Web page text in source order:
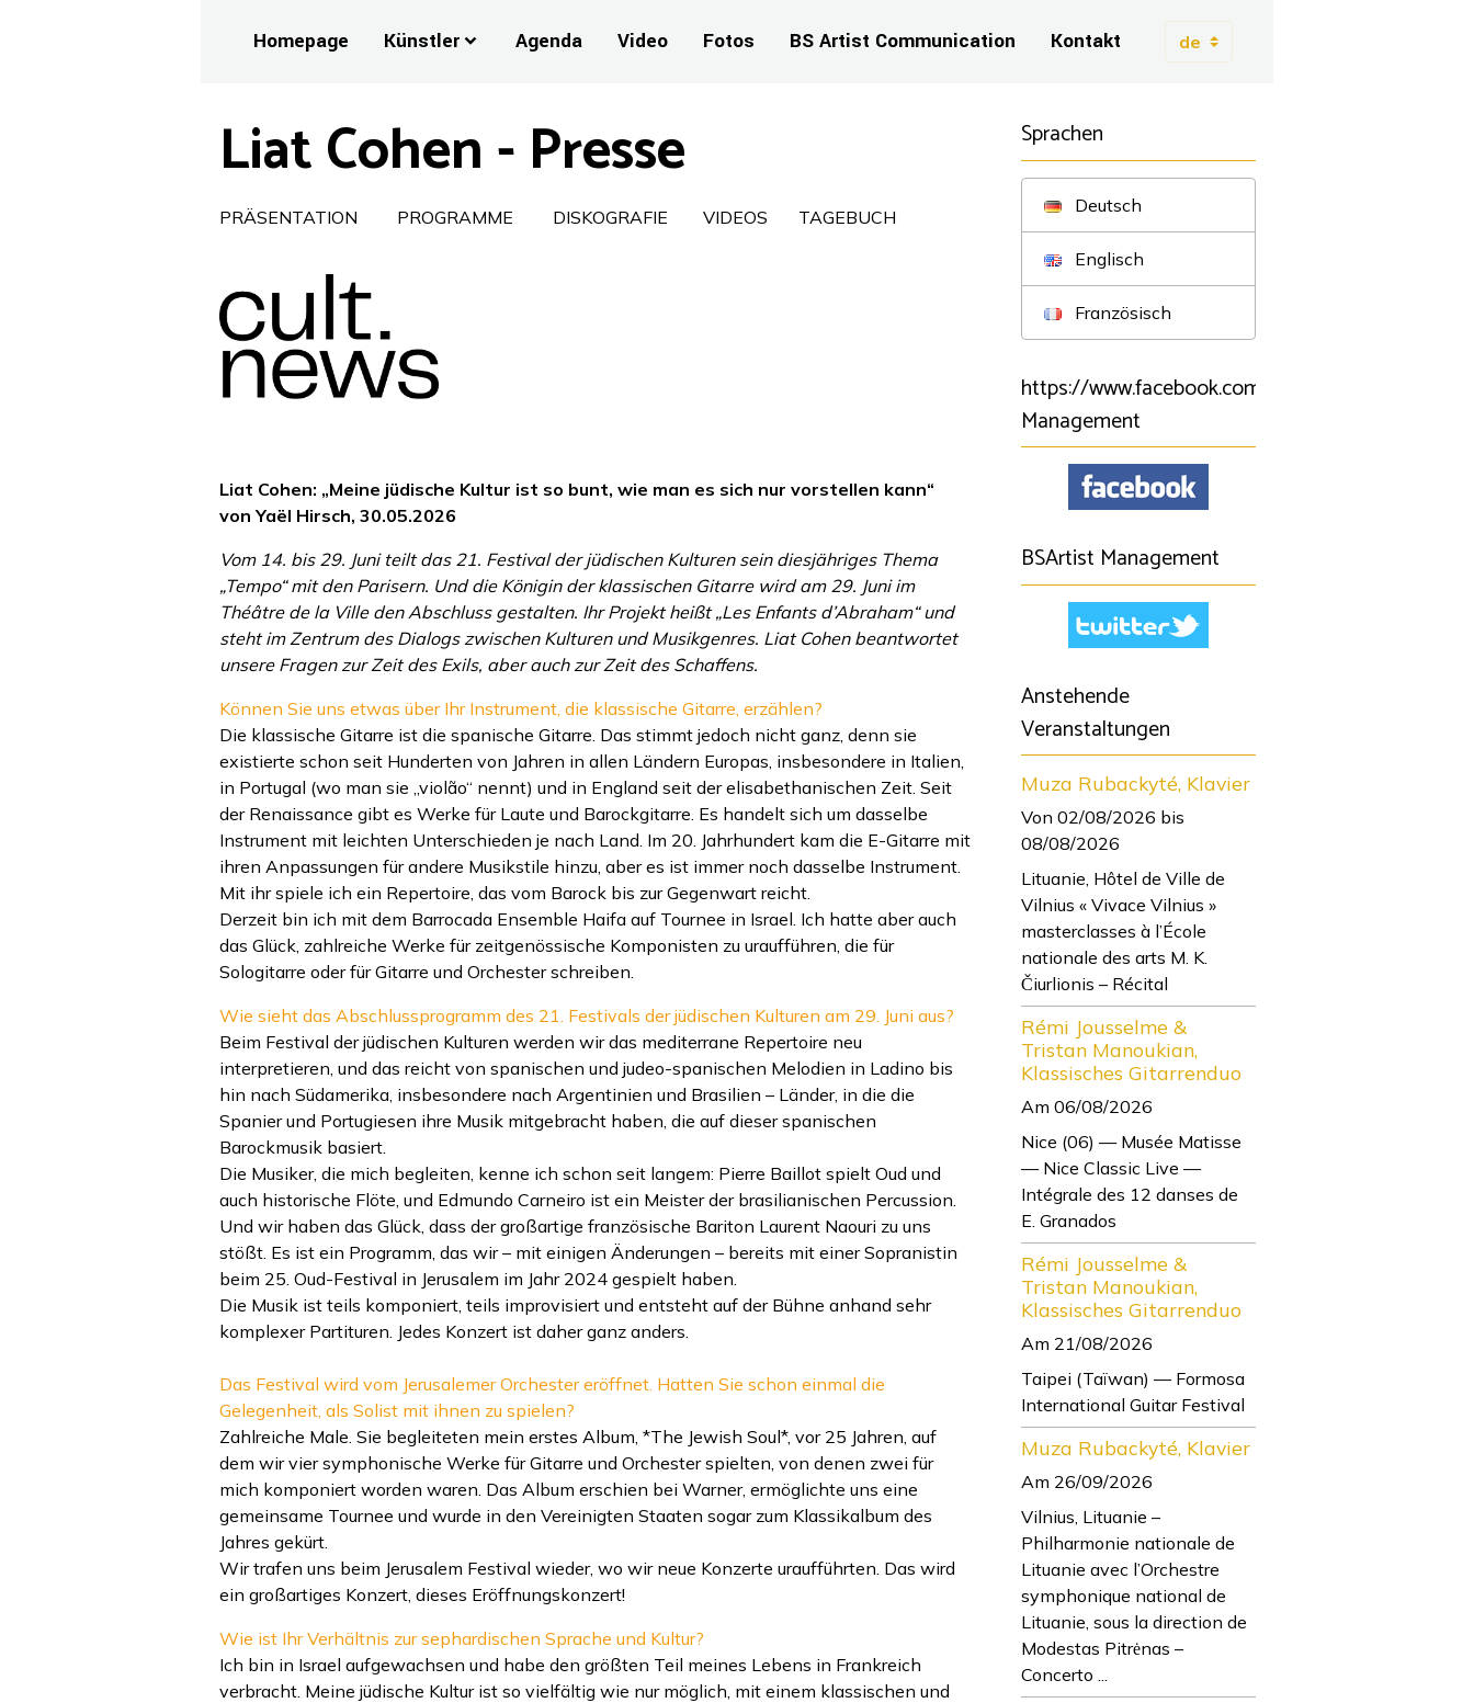
Homepage Künstler Agenda Video Fotos BS Artist Communication Kontakt
Liat Cohen - Presse
PRÄSENTATION PROGRAMME DISKOGRAFIE VIDEOS TAGEBUCH
Liat Cohen: „Meine jüdische Kultur ist so bunt, wie man es sich nur vorstellen kann“
von Yaël Hirsch, 30.05.2026
Vom 14. bis 29. Juni teilt das 21. Festival der jüdischen Kulturen sein diesjähriges Thema
„Tempo“ mit den Parisern. Und die Königin der klassischen Gitarre wird am 29. Juni im
Théâtre de la Ville den Abschluss gestalten. Ihr Projekt heißt „Les Enfants d’Abraham“ und
steht im Zentrum des Dialogs zwischen Kulturen und Musikgenres. Liat Cohen beantwortet
unsere Fragen zur Zeit des Exils, aber auch zur Zeit des Schaffens.
Können Sie uns etwas über Ihr Instrument, die klassische Gitarre, erzählen?
Die klassische Gitarre ist die spanische Gitarre. Das stimmt jedoch nicht ganz, denn sie
existierte schon seit Hunderten von Jahren in allen Ländern Europas, insbesondere in Italien,
in Portugal (wo man sie „violão“ nennt) und in England seit der elisabethanischen Zeit. Seit
der Renaissance gibt es Werke für Laute und Barockgitarre. Es handelt sich um dasselbe
Instrument mit leichten Unterschieden je nach Land. Im 20. Jahrhundert kam die E-Gitarre mit
ihren Anpassungen für andere Musikstile hinzu, aber es ist immer noch dasselbe Instrument.
Mit ihr spiele ich ein Repertoire, das vom Barock bis zur Gegenwart reicht.
Derzeit bin ich mit dem Barrocada Ensemble Haifa auf Tournee in Israel. Ich hatte aber auch
das Glück, zahlreiche Werke für zeitgenössische Komponisten zu uraufführen, die für
Sologitarre oder für Gitarre und Orchester schreiben.
Wie sieht das Abschlussprogramm des 21. Festivals der jüdischen Kulturen am 29. Juni aus?
Beim Festival der jüdischen Kulturen werden wir das mediterrane Repertoire neu
interpretieren, und das reicht von spanischen und judeo-spanischen Melodien in Ladino bis
hin nach Südamerika, insbesondere nach Argentinien und Brasilien – Länder, in die die
Spanier und Portugiesen ihre Musik mitgebracht haben, die auf dieser spanischen
Barockmusik basiert.
Die Musiker, die mich begleiten, kenne ich schon seit langem: Pierre Baillot spielt Oud und
auch historische Flöte, und Edmundo Carneiro ist ein Meister der brasilianischen Percussion.
Und wir haben das Glück, dass der großartige französische Bariton Laurent Naouri zu uns
stößt. Es ist ein Programm, das wir – mit einigen Änderungen – bereits mit einer Sopranistin
beim 25. Oud-Festival in Jerusalem im Jahr 2024 gespielt haben.
Die Musik ist teils komponiert, teils improvisiert und entsteht auf der Bühne anhand sehr
komplexer Partituren. Jedes Konzert ist daher ganz anders.
Das Festival wird vom Jerusalemer Orchester eröffnet. Hatten Sie schon einmal die
Gelegenheit, als Solist mit ihnen zu spielen?
Zahlreiche Male. Sie begleiteten mein erstes Album, *The Jewish Soul*, vor 25 Jahren, auf
dem wir vier symphonische Werke für Gitarre und Orchester spielten, von denen zwei für
mich komponiert worden waren. Das Album erschien bei Warner, ermöglichte uns eine
gemeinsame Tournee und wurde in den Vereinigten Staaten sogar zum Klassikalbum des
Jahres gekürt.
Wir trafen uns beim Jerusalem Festival wieder, wo wir neue Konzerte uraufführten. Das wird
ein großartiges Konzert, dieses Eröffnungskonzert!
Wie ist Ihr Verhältnis zur sephardischen Sprache und Kultur?
Ich bin in Israel aufgewachsen und habe den größten Teil meines Lebens in Frankreich
verbracht. Meine jüdische Kultur ist so vielfältig wie nur möglich, mit einem klassischen und
Sprachen
Deutsch
Englisch
Französisch
https://www.facebook.com/
Management
BSArtist Management
Anstehende
Veranstaltungen
Muza Rubackyté, Klavier
Von 02/08/2026 bis
08/08/2026
Lituanie, Hôtel de Ville de
Vilnius « Vivace Vilnius »
masterclasses à l’École
nationale des arts M. K.
Čiurlionis – Récital
Rémi Jousselme &
Tristan Manoukian,
Klassisches Gitarrenduo
Am 06/08/2026
Nice (06) — Musée Matisse
— Nice Classic Live —
Intégrale des 12 danses de
E. Granados
Rémi Jousselme &
Tristan Manoukian,
Klassisches Gitarrenduo
Am 21/08/2026
Taipei (Taïwan) — Formosa
International Guitar Festival
Muza Rubackyté, Klavier
Am 26/09/2026
Vilnius, Lituanie –
Philharmonie nationale de
Lituanie avec l’Orchestre
symphonique national de
Lituanie, sous la direction de
Modestas Pitrėnas –
Concerto ...